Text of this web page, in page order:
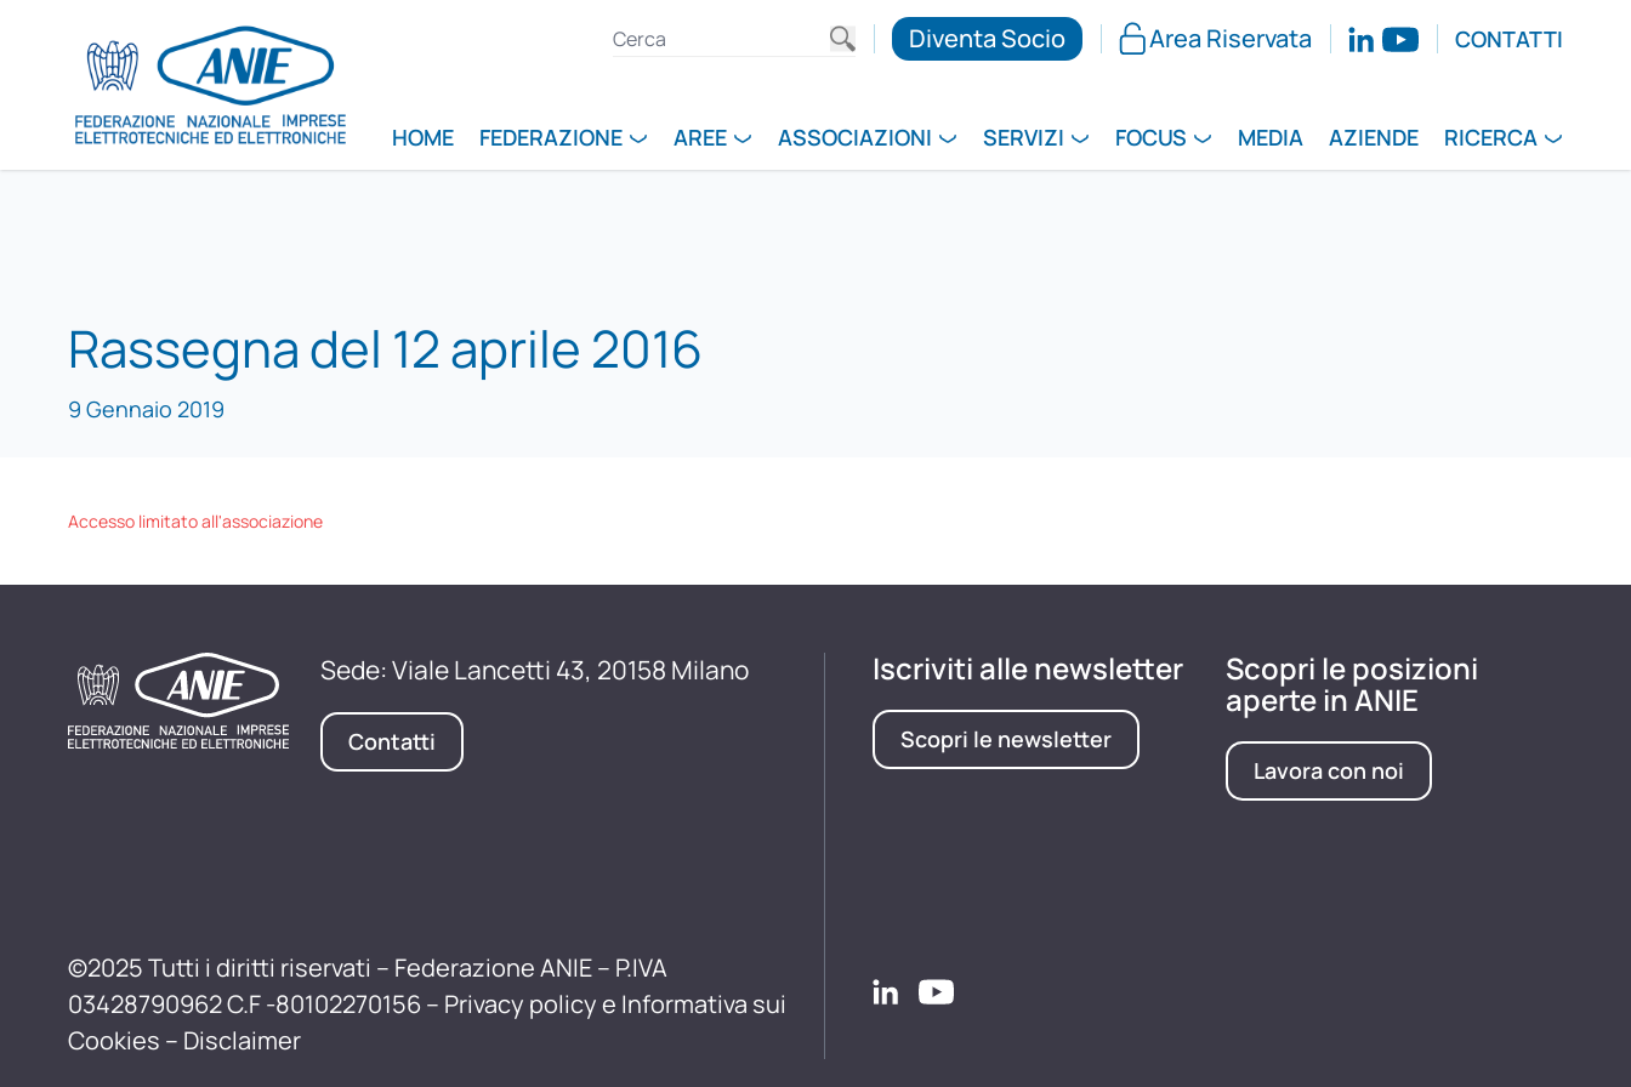
Diventa Socio Area Riservata CONTATTI
HOME FEDERAZIONE AREE ASSOCIAZIONI SERVIZI FOCUS MEDIA AZIENDE RICERCA
Rassegna del 12 aprile 2016
9 Gennaio 2019
Accesso limitato all'associazione
Sede: Viale Lancetti 43, 20158 Milano
Contatti
©2025 Tutti i diritti riservati – Federazione ANIE – P.IVA
03428790962 C.F -80102270156 – Privacy policy e Informativa sui
Cookies – Disclaimer
Iscriviti alle newsletter
Scopri le newsletter
Scopri le posizioni
aperte in ANIE
Lavora con noi